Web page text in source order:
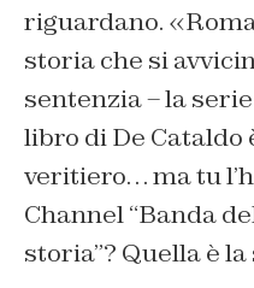
riguardano.
storia che si
sentenzia – la
libro di De Cataldo
veritiero… ma tu
Channel “Banda
storia”? Quella è